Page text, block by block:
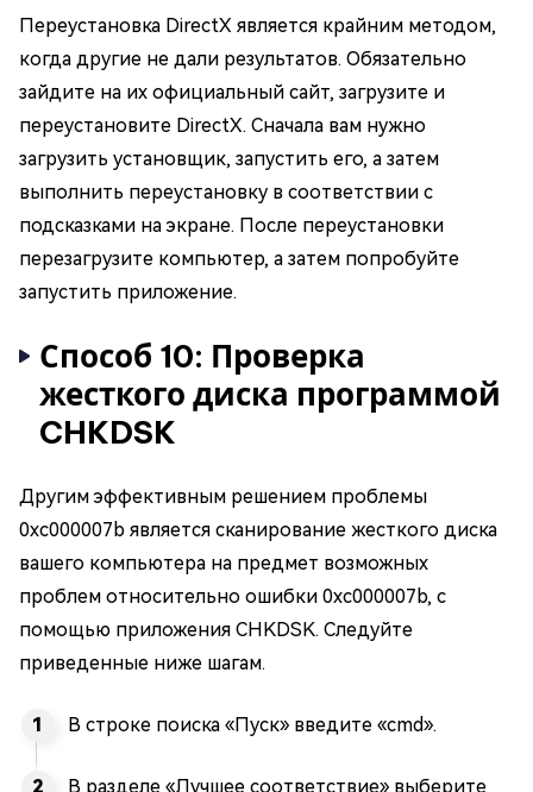
Переустановка DirectX является крайним методом,
когда другие не дали результатов. Обязательно
зайдите на их официальный сайт, загрузите и
переустановите DirectX. Сначала вам нужно
загрузить установщик, запустить его, а затем
выполнить переустановку в соответствии с
подсказками на экране. После переустановки
перезагрузите компьютер, а затем попробуйте
запустить приложение.
Способ 10: Проверка
жесткого диска программой
CHKDSK
Другим эффективным решением проблемы
0xc000007b является сканирование жесткого диска
вашего компьютера на предмет возможных
проблем относительно ошибки 0xc000007b, с
помощью приложения CHKDSK. Следуйте
приведенные ниже шагам.
В строке поиска «Пуск» введите «cmd».
В разделе «Лучшее соответствие» выберите